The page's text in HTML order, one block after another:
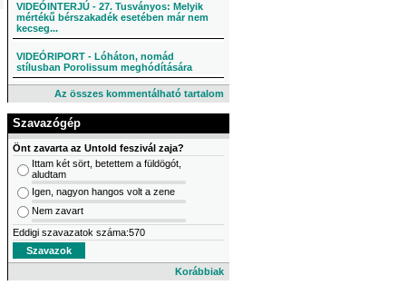
VIDEÓINTERJÚ - 27. Tusványos: Melyik
mértékű bérszakadék esetében már nem
kecseg...
VIDEÓRIPORT - Lóháton, nomád
stílusban Porolissum meghódítására
Az összes kommentálható tartalom
Szavazógép
Önt zavarta az Untold feszivál zaja?
Ittam két sört, betettem a füldögót,
aludtam
Igen, nagyon hangos volt a zene
Nem zavart
Eddigi szavazatok száma:570
Korábbiak